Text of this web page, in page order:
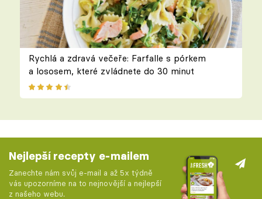
Rychlá a zdravá večeře: Farfalle s pórkem
a lososem, které zvládnete do 30 minut
Nejlepší recepty e-mailem
Zanechte nám svůj e-mail a až 5x týdně
vás upozorníme na to nejnovější a nejlepší
z našeho webu.